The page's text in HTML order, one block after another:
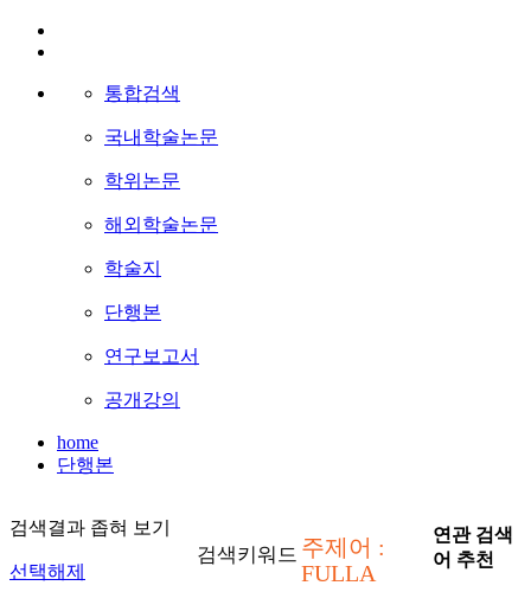
통합검색
국내학술논문
학위논문
해외학술논문
학술지
단행본
연구보고서
공개강의
home
단행본
검색결과 좁혀 보기
선택해제
검색키워드 주제어 :
FULLA
연관 검색
어 추천